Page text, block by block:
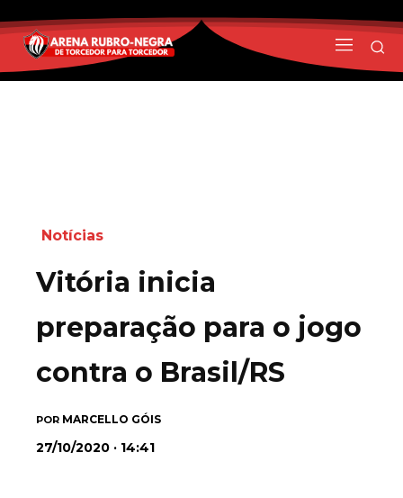
Notícias
Vitória inicia
preparação para o jogo
contra o Brasil/RS
POR MARCELLO GÓIS
27/10/2020 · 14:41